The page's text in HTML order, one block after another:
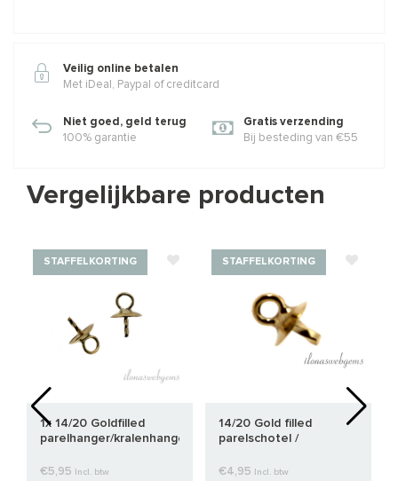
Veilig online betalen
Met iDeal, Paypal of creditcard
Niet goed, geld terug
100% garantie
Gratis verzending
Bij besteding van €55
Vergelijkbare producten
STAFFELKORTING
1x 14/20 Goldfilled
parelhanger/kralenhanger
€5,95 Incl. btw
STAFFELKORTING
14/20 Gold filled
parelschotel /
€4,95 Incl. btw